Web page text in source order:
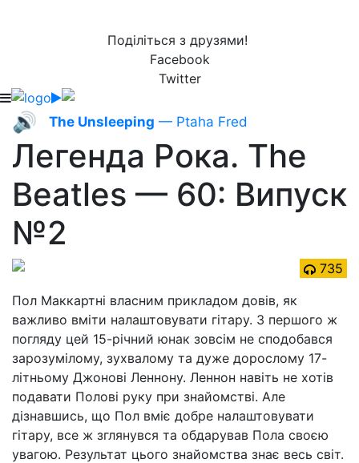
Поділіться з друзями!
Facebook
Twitter
🔊 The Unsleeping — Ptaha Fred
Легенда Рока. The
Beatles — 60: Випуск
№2
735
Пол Маккартні власним прикладом довів, як
важливо вміти налаштовувати гітару. З першого ж
погляду цей 15-річний юнак зовсім не сподобався
зарозумілому, зухвалому та дуже дорослому 17-
літньому Джонові Леннону. Леннон навіть не хотів
подавати Полові руку при знайомстві. Але
дізнавшись, що Пол вміє добре налаштовувати
гітару, все ж зглянувся та обдарував Пола своєю
увагою. Результат цього знайомства знає весь світ.